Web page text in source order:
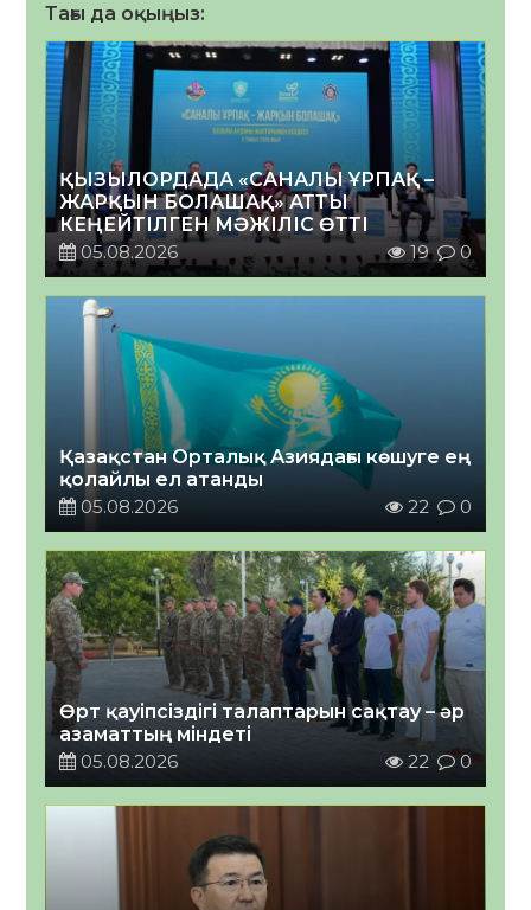
Тағы да оқыңыз:
ҚЫЗЫЛОРДАДА «САНАЛЫ ҰРПАҚ –
ЖАРҚЫН БОЛАШАҚ» АТТЫ
КЕҢЕЙТІЛГЕН МӘЖІЛІС ӨТТІ
05.08.2026
19 0
Қазақстан Орталық Азиядағы көшуге ең
қолайлы ел атанды
05.08.2026
22 0
Өрт қауіпсіздігі талаптарын сақтау – әр
азаматтың міндеті
05.08.2026
22 0